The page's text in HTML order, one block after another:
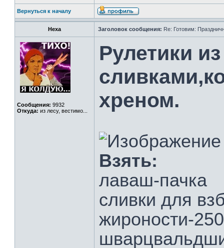
Вернуться к началу
Hexa Заголовок сообщения: Re: Готовим:
Сообщения: 9932
Откуда: из лесу, вестимо...
Рулетики
хреном.
Взять:
лаваш-пачка
сливки для
жироности-